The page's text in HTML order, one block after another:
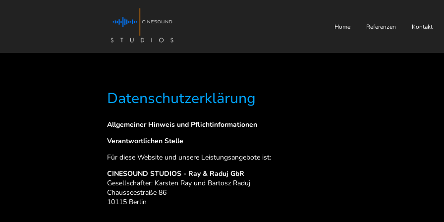
Home Referenzen Kontakt
Datenschutzerklärung
Allgemeiner Hinweis und Pflichtinformationen
Verantwortlichen Stelle
Für diese Website und unsere Leistungsangebote ist:
CINESOUND STUDIOS - Ray & Raduj GbR
Gesellschafter: Karsten Ray und Bartosz Raduj
Chausseestraße 86
10115 Berlin